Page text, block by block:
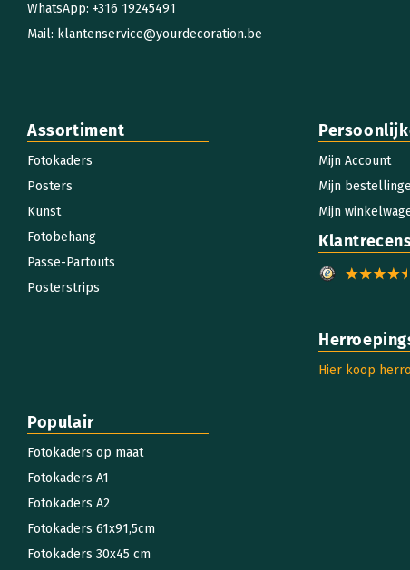
WhatsApp: +316 19245491
Mail: klantenservice@yourdecoration.be
Assortiment
Fotokaders
Posters
Kunst
Fotobehang
Passe-Partouts
Posterstrips
Mijn Account
Mijn
Mijn
Hier koop
Populair
Fotokaders op maat
Fotokaders A1
Fotokaders A2
Fotokaders 61x91,5cm
Fotokaders 30x45 cm